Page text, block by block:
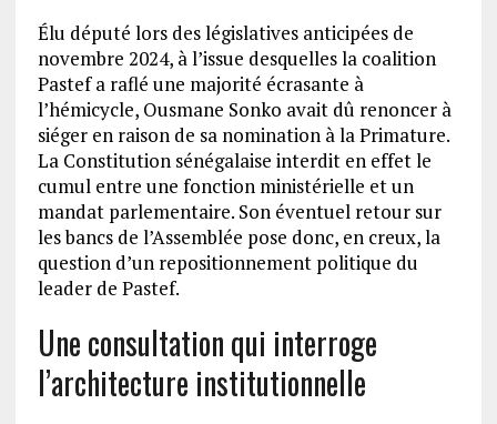
Élu député lors des législatives anticipées de
novembre 2024, à l’issue desquelles la coalition
Pastef a raflé une majorité écrasante à
l’hémicycle, Ousmane Sonko avait dû renoncer à
siéger en raison de sa nomination à la Primature.
La Constitution sénégalaise interdit en effet le
cumul entre une fonction ministérielle et un
mandat parlementaire. Son éventuel retour sur
les bancs de l’Assemblée pose donc, en creux, la
question d’un repositionnement politique du
leader de Pastef.
Une consultation qui interroge
l’architecture institutionnelle